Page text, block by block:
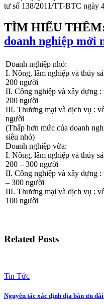
tư số 138/2011/TT-BTC ngày
TÌM HIỂU
doanh nghiệp mới
Doanh nghiệp nhỏ:
I. Nông, lâm nghiệp và thủy
200 người
II. Công nghiệp và xây dựng
200 người
III. Thương mại và dịch vụ :
người
(Thấp hơn mức của doanh
siêu nhỏ)
Doanh nghiệp vừa:
I. Nông, lâm nghiệp và thủy
200 – 300 người
II. Công nghiệp và xây dựng
– 300 người
III. Thương mại và dịch vụ :
100 người
Related Posts
Tin Tức
Nguyên tắc xác định địa bàn ưu